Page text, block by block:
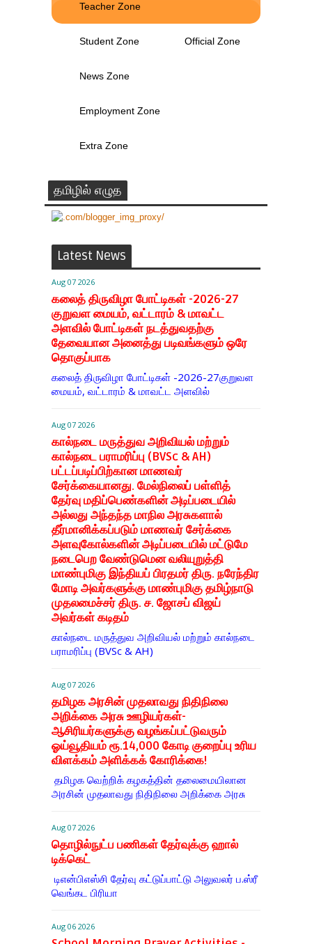
Teacher Zone
Student Zone Official Zone
News Zone
Employment Zone
Extra Zone
தமிழில் எழுத
Latest News
Aug 07 2026
கலைத் திருவிழா போட்டிகள் -2026-27
குறுவள மையம், வட்டாரம் & மாவட்ட
அளவில் போட்டிகள் நடத்துவதற்கு
தேவையான அனைத்து படிவங்களும் ஒரே
தொகுப்பாக
கலைத் திருவிழா போட்டிகள் -2026-27குறுவள
மையம், வட்டாரம் & மாவட்ட அளவில்
Aug 07 2026
கால்நடை மருத்துவ அறிவியல் மற்றும்
கால்நடை பராமரிப்பு (BVSc & AH)
பட்டப்படிப்பிற்கான மாணவர்
சேர்க்கையானது. மேல்நிலைப் பள்ளித்
தேர்வு மதிப்பெண்களின் அடிப்படையில்
அல்லது அந்தந்த மாநில அரசுகளால்
தீர்மானிக்கப்படும் மாணவர் சேர்க்கை
அளவுகோல்களின் அடிப்படையில் மட்டுமே
நடைபெற வேண்டுமென வலியுறுத்தி
மாண்புமிகு இந்தியப் பிரதமர் திரு. நரேந்திர
மோடி அவர்களுக்கு மாண்புமிகு தமிழ்நாடு
முதலமைச்சர் திரு. ச. ஜோசப் விஜய்
அவர்கள் கடிதம்
கால்நடை மருத்துவ அறிவியல் மற்றும் கால்நடை
பராமரிப்பு (BVSc & AH)
Aug 07 2026
தமிழக அரசின் முதலாவது நிதிநிலை
அறிக்கை அரசு ஊழியர்கள்-
ஆசிரியர்களுக்கு வழங்கப்பட்டுவரும்
ஓய்வூதியம் ரூ.14,000 கோடி குறைப்பு உரிய
விளக்கம் அளிக்கக் கோரிக்கை!
தமிழக வெற்றிக் கழகத்தின் தலைமையிலான
அரசின் முதலாவது நிதிநிலை அறிக்கை அரசு
Aug 07 2026
தொழில்நுட்ப பணிகள் தேர்வுக்கு ஹால் ​
டிக்கெட்
டிஎன்​பிஎஸ்சி தேர்வு கட்​டுப்​பாட்டு அலு​வலர் ப.ஸ்ரீ
வெங்கட பிரியா
Aug 06 2026